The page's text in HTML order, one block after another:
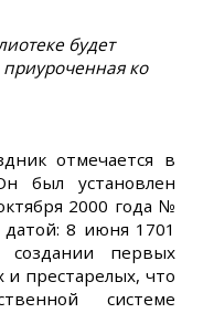
будет
приуроченная ко
отмечается в
был установлен
2000 года №
датой: 8 июня 1701
первых
престарелых, что
системе